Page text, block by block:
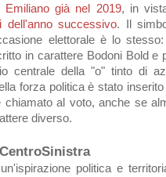
Emiliano già nel 2019, in
dell'anno successivo. Il
elettorale è lo
in carattere Bodoni Bold e
centrale della "o" tinto di
forza politica è stato inserito
chiamato al voto, anche se
diverso.
politica e